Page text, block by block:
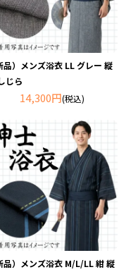
品）メンズ浴衣 LL グレー 縦
じら
14,300円(税込)
品）メンズ浴衣 M/L/LL 紺 縦